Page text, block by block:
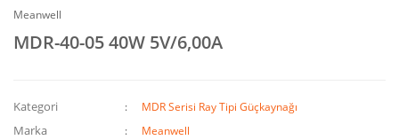
Meanwell
MDR-40-05 40W 5V/6,00A
Kategori MDR Serisi Ray Tipi Güçkaynağı
Marka Meanwell